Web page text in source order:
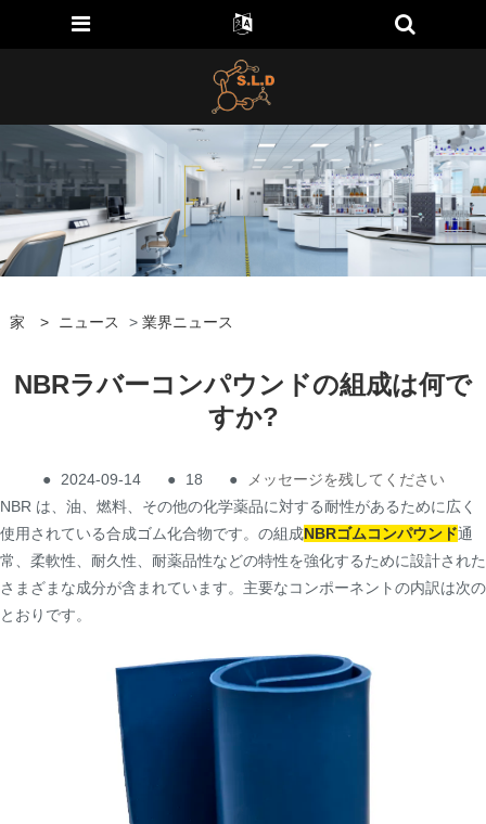
家 > ニュース > 業界ニュース
NBRラバーコンパウンドの組成は何で
すか?
● 2024-09-14 ● 18 ●
メッセージを残してください
NBR は、油、燃料、その他の化学薬品に対する耐性があるために広く
使用されている合成ゴム化合物です。の組成NBRゴムコンパウンド通
常、柔軟性、耐久性、耐薬品性などの特性を強化するために設計された
さまざまな成分が含まれています。主要なコンポーネントの内訳は次の
とおりです。